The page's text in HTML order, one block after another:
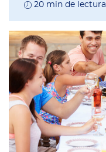
20 min de lectura